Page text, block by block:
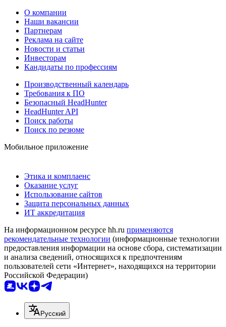
О компании
Наши вакансии
Партнерам
Реклама на сайте
Новости и статьи
Инвесторам
Кандидаты по профессиям
Производственный календарь
Требования к ПО
Безопасный HeadHunter
HeadHunter API
Поиск работы
Поиск по резюме
Мобильное приложение
Этика и комплаенс
Оказание услуг
Использование сайтов
Защита персональных данных
ИТ аккредитация
На информационном ресурсе hh.ru применяются
рекомендательные технологии (информационные технологии
предоставления информации на основе сбора, систематизации
и анализа сведений, относящихся к предпочтениям
пользователей сети «Интернет», находящихся на территории
Российской Федерации)
Русский